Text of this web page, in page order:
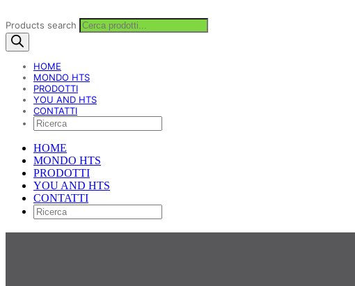
Products search
HOME
MONDO HTS
PRODOTTI
YOU AND HTS
CONTATTI
HOME
MONDO HTS
PRODOTTI
YOU AND HTS
CONTATTI